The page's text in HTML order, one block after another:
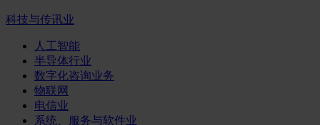
科技与传讯业
人工智能
半导体行业
数字化咨询业务
物联网
电信业
系统、服务与软件业